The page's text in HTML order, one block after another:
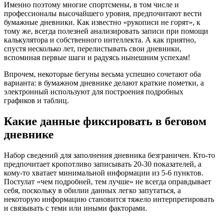
Именно поэтому многие спортсмены, в том числе и
профессионалы высочайшего уровня, предпочитают вести
бумажные дневники. Как известно «рукописи не горят», к
тому же, всегда полезней анализировать записи при помощи
калькулятора и собственного интеллекта. А как приятно,
спустя несколько лет, перелистывать свои дневники,
вспоминая первые шаги и радуясь нынешним успехам!
Впрочем, некоторые бегуны весьма успешно сочетают оба
варианта: в бумажном дневнике делают краткие пометки, а
электронный используют для построения подробных
графиков и таблиц.
Какие данные фиксировать в беговом
дневнике
Набор сведений для заполнения дневника безграничен. Кто-то
предпочитает кропотливо записывать 20-30 показателей, а
кому-то хватает минимальной информации из 5-6 пунктов.
Постулат «чем подробней, тем лучше» не всегда оправдывает
себя, поскольку в обилии данных легко запутаться, а
некоторую информацию становится тяжело интерпретировать
и связывать с теми или иными факторами.